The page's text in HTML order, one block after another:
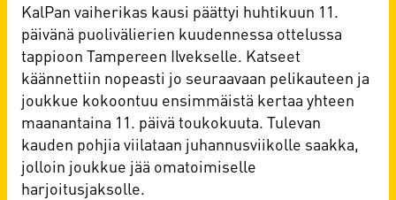
KalPan vaiherikas kausi päättyi huhtikuun 11.
päivänä puolivälierien kuudennessa ottelussa
tappioon Tampereen Ilvekselle. Katseet
käännettiin nopeasti jo seuraavaan pelikauteen ja
joukkue kokoontuu ensimmäistä kertaa yhteen
maanantaina 11. päivä toukokuuta. Tulevan
kauden pohjia viilataan juhannusviikolle saakka,
jolloin joukkue jää omatoimiselle
harjoitusjaksolle.